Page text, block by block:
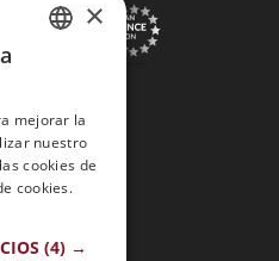
×
mejorar la
nuestro
cookies de
cookies.
(4) →